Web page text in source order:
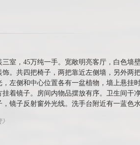
室，45万纯一手。宽敞明亮客厅，白色墙
。共四把椅子，两把靠近左侧墙，另外两
左侧和中心位置各有一盆植物，墙上悬挂
着镜子。房间内物品摆放有序。卫生间干
镜子反射窗外光线。洗手台附近有一蓝色